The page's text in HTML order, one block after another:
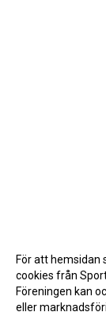
För att hemsidan
cookies från
Föreningen kan
eller